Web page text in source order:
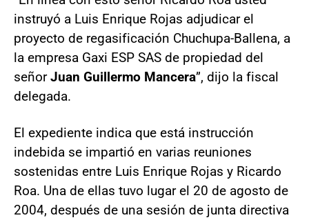
instruyó a Luis Enrique Rojas adjudicar el
proyecto de regasificación Chuchupa-Ballena, a
la empresa Gaxi ESP SAS de propiedad del
señorJuan Guillermo Mancera”, dijo la fiscal
delegada.
El expediente indica que está instrucción
indebida se impartió en varias reuniones
sostenidas entre Luis Enrique Rojas y Ricardo
Roa. Una de ellas tuvo lugar el 20 de agosto de
2004, después de una sesión de junta directiva